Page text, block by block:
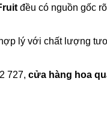
đều có nguồn gốc
lý với chất lượng
727, cửa hàng hoa